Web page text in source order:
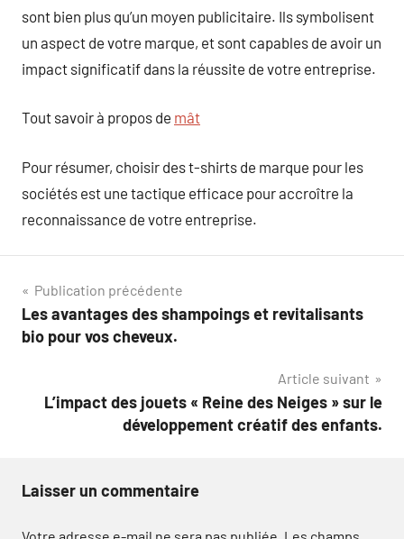
sont bien plus qu’un moyen publicitaire. Ils symbolisent
un aspect de votre marque, et sont capables de avoir un
impact significatif dans la réussite de votre entreprise.
Tout savoir à propos de mât
Pour résumer, choisir des t-shirts de marque pour les
sociétés est une tactique efficace pour accroître la
reconnaissance de votre entreprise.
Navigation
de
Publication précédente
Les avantages des shampoings et revitalisants
bio pour vos cheveux.
Article suivant
L’impact des jouets « Reine des Neiges » sur le
développement créatif des enfants.
Laisser un commentaire